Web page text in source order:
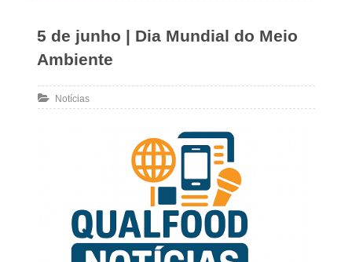
5 de junho | Dia Mundial do Meio
Ambiente
Notícias